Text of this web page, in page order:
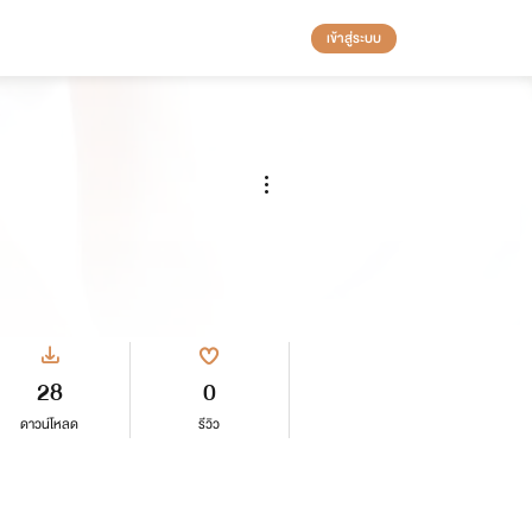
เข้าสู่ระบบ
28
ดาวน์โหลด
0
รีวิว